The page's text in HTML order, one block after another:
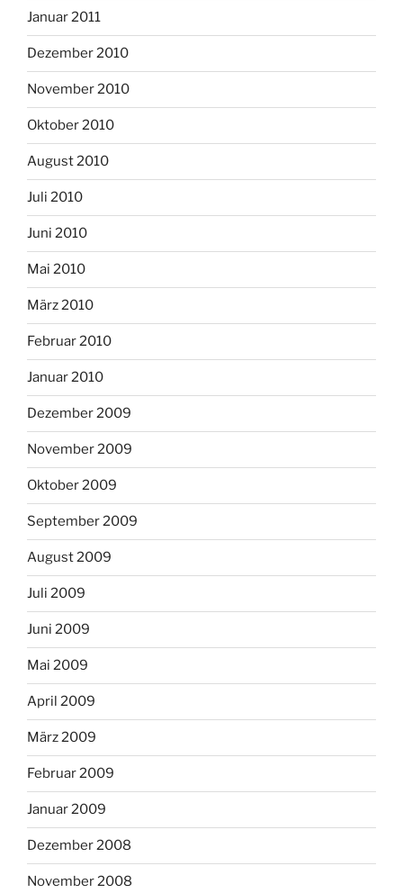
Januar 2011
Dezember 2010
November 2010
Oktober 2010
August 2010
Juli 2010
Juni 2010
Mai 2010
März 2010
Februar 2010
Januar 2010
Dezember 2009
November 2009
Oktober 2009
September 2009
August 2009
Juli 2009
Juni 2009
Mai 2009
April 2009
März 2009
Februar 2009
Januar 2009
Dezember 2008
November 2008